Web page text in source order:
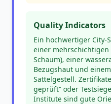
Quality Indicators
Ein hochwertiger City-
einer mehrschichtigen
Schaum), einer
Bezugshaut und
Sattelgestell.
geprüft“ oder
Institute sind gute